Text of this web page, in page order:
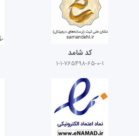
کد شامد
1-1-765498-65-0-1